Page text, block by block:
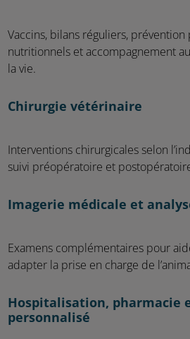
Vaccins, bilans réguliers, prévention
nutritionnels et accompagnement
la vie.
Chirurgie vétérinaire
Interventions chirurgicales selon
suivi préopératoire et
Imagerie médicale et
Examens complémentaires pour
adapter la prise en charge de
Hospitalisation, pharmacie
personnalisé